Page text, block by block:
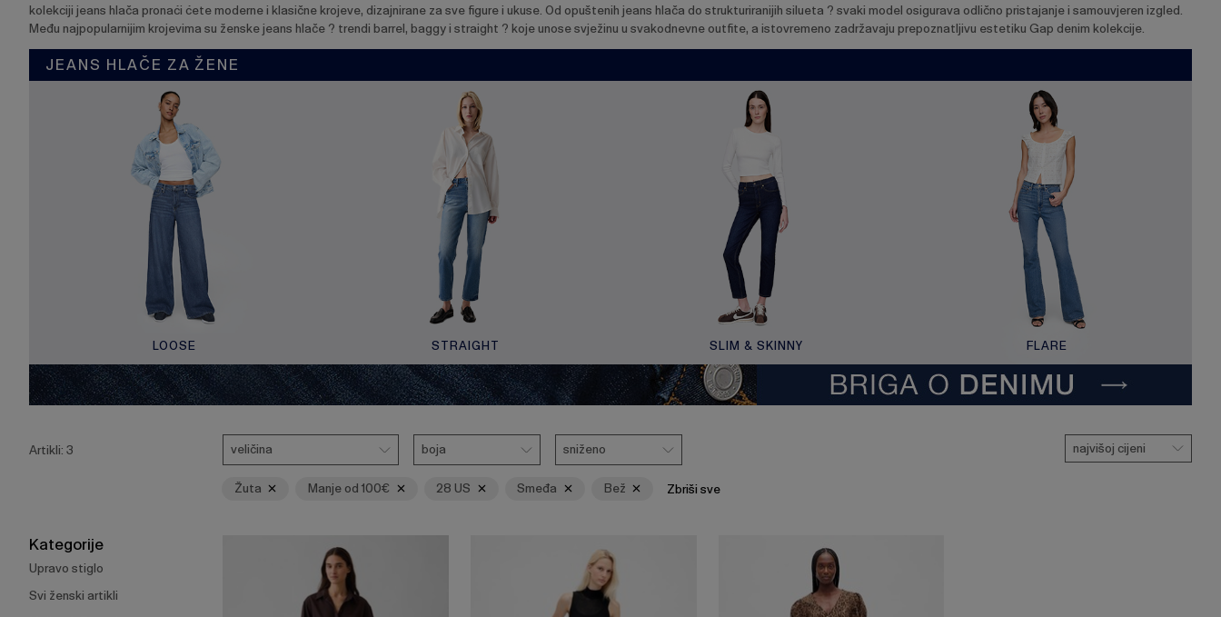
kolekciji jeans hlača pronaći ćete moderne i klasične krojeve, dizajnirane za sve figure i ukuse. Od opuštenih jeans hlača do strukturiranijih silueta ? svaki model osigurava odlično pristajanje i samouvjeren izgled.
Među najpopularnijim krojevima su ženske jeans hlače ? trendi barrel, baggy i straight ? koje unose svježinu u svakodnevne outfite, a istovremeno zadržavaju prepoznatljivu estetiku Gap denim kolekcije.
JEANS HLAČE ZA ŽENE
LOOSE STRAIGHT SLIM & SKINNY FLARE
tipku
izbornika.
Artikli: 3
Veličina
veličina
Boja
boja
Sniženo
sniženo najvišoj cijeni
Žuta Manje od 100€ 28 US Smeđa Bež Zbriši sve
Kategorije
Upravo stiglo
Svi ženski artikli